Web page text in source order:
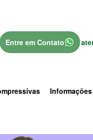
Entre em Contato
Informações